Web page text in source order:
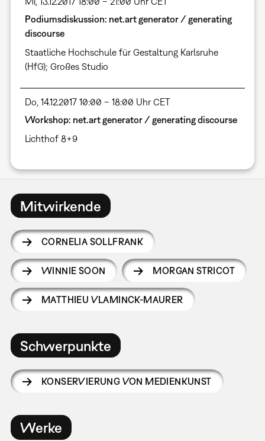
Podiumsdiskussion: net.art generator / generating
discourse
Staatliche Hochschule für Gestaltung Karlsruhe
(HfG); Großes Studio
Do, 14.12.2017 10:00 – 18:00 Uhr CET
Workshop: net.art generator / generating discourse
Lichthof 8+9
Mitwirkende
CORNELIA SOLLFRANK
WINNIE SOON MORGAN STRICOT
MATTHIEU VLAMINCK-MAURER
Schwerpunkte
KONSERVIERUNG VON MEDIENKUNST
Werke